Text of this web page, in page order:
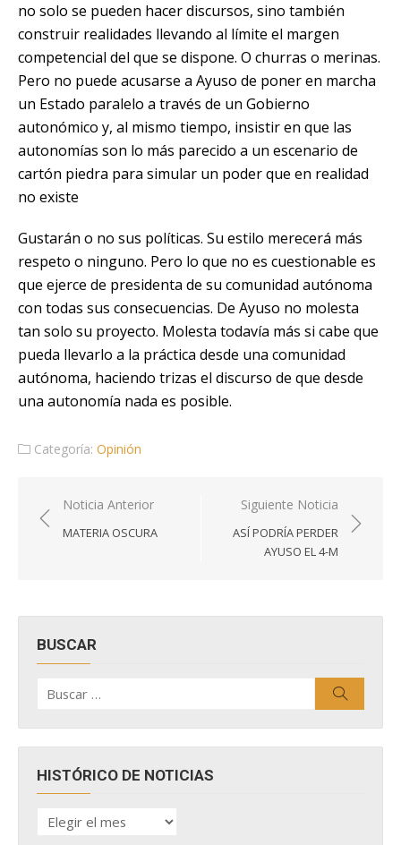
no solo se pueden hacer discursos, sino también
construir realidades llevando al límite el margen
competencial del que se dispone. O churras o merinas.
Pero no puede acusarse a Ayuso de poner en marcha
un Estado paralelo a través de un Gobierno
autonómico y, al mismo tiempo, insistir en que las
autonomías son lo más parecido a un escenario de
cartón piedra para simular un poder que en realidad
no existe
Gustarán o no sus políticas. Su estilo merecerá más
respeto o ninguno. Pero lo que no es cuestionable es
que ejerce de presidenta de su comunidad autónoma
con todas sus consecuencias. De Ayuso no molesta
tan solo su proyecto. Molesta todavía más si cabe que
pueda llevarlo a la práctica desde una comunidad
autónoma, haciendo trizas el discurso de que desde
una autonomía nada es posible.
Categoría: Opinión
Navegación
de
Noticia Anterior
MATERIA OSCURA
Siguiente Noticia
ASÍ PODRÍA PERDER
AYUSO EL 4-M
BUSCAR
por:
HISTÓRICO DE NOTICIAS
HISTÓRICO
DE